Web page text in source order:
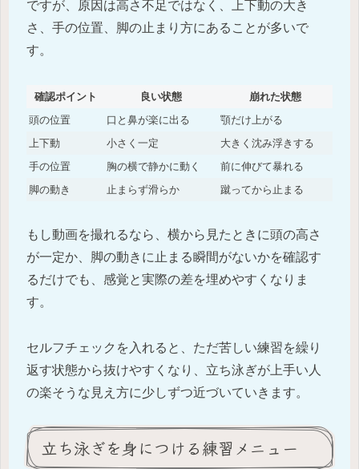
ですが、原因は高さ不足ではなく、上下動の大き
さ、手の位置、脚の止まり方にあることが多いで
す。
確認ポイント 良い状態
崩れた状態
頭の位置
口と鼻が楽に出る
顎だけ上がる
上下動
小さく一定
大きく沈み浮きする
手の位置
胸の横で静かに動く
前に伸びて暴れる
脚の動き
止まらず滑らか 蹴ってから止まる
もし動画を撮れるなら、横から見たときに頭の高さ
が一定か、脚の動きに止まる瞬間がないかを確認す
るだけでも、感覚と実際の差を埋めやすくなりま
す。
セルフチェックを入れると、ただ苦しい練習を繰り
返す状態から抜けやすくなり、立ち泳ぎが上手い人
の楽そうな見え方に少しずつ近づいていきます。
立ち泳ぎを身につける練習メニュー